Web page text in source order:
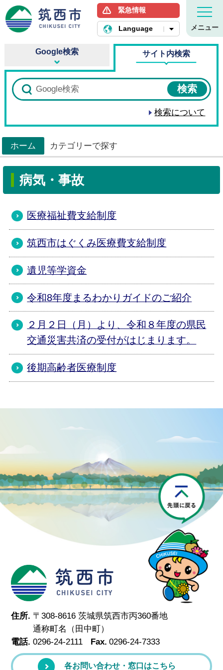
筑西市ホームページ
緊急情報
Language メニュー
Google検索 サイト内検索
検索について
ホーム
カテゴリーで探す
病気・事故
医療福祉費支給制度
筑西市はぐくみ医療費支給制度
遺児等学資金
令和8年度まるわかりガイドのご紹介
２月２日（月）より、令和８年度の県民
交通災害共済の受付がはじまります。
後期高齢者医療制度
筑西市
住所. 〒308-8616 茨城県筑西市丙360番地
通称町名（田中町）
電話. 0296-24-2111 Fax. 0296-24-7333
各お問い合わせ・窓口はこちら